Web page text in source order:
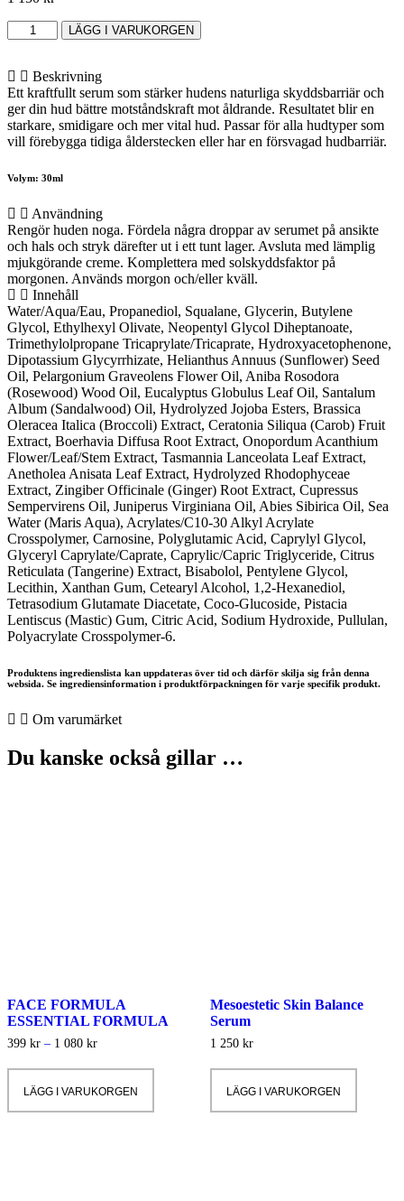
Dermalogica
Dynamic
Strengthening
Serum
mängd
LÄGG I VARUKORGEN
Beskrivning
Ett kraftfullt serum som stärker hudens naturliga skyddsbarriär och
ger din hud bättre motståndskraft mot åldrande. Resultatet blir en
starkare, smidigare och mer vital hud. Passar för alla hudtyper som
vill förebygga tidiga ålderstecken eller har en försvagad hudbarriär.
Volym: 30ml
Användning
Rengör huden noga. Fördela några droppar av serumet på ansikte
och hals och stryk därefter ut i ett tunt lager. Avsluta med lämplig
mjukgörande creme. Komplettera med solskyddsfaktor på
morgonen. Används morgon och/eller kväll.
Innehåll
Water/Aqua/Eau, Propanediol, Squalane, Glycerin, Butylene
Glycol, Ethylhexyl Olivate, Neopentyl Glycol Diheptanoate,
Trimethylolpropane Tricaprylate/Tricaprate, Hydroxyacetophenone,
Dipotassium Glycyrrhizate, Helianthus Annuus (Sunflower) Seed
Oil, Pelargonium Graveolens Flower Oil, Aniba Rosodora
(Rosewood) Wood Oil, Eucalyptus Globulus Leaf Oil, Santalum
Album (Sandalwood) Oil, Hydrolyzed Jojoba Esters, Brassica
Oleracea Italica (Broccoli) Extract, Ceratonia Siliqua (Carob) Fruit
Extract, Boerhavia Diffusa Root Extract, Onopordum Acanthium
Flower/Leaf/Stem Extract, Tasmannia Lanceolata Leaf Extract,
Anetholea Anisata Leaf Extract, Hydrolyzed Rhodophyceae
Extract, Zingiber Officinale (Ginger) Root Extract, Cupressus
Sempervirens Oil, Juniperus Virginiana Oil, Abies Sibirica Oil, Sea
Water (Maris Aqua), Acrylates/C10-30 Alkyl Acrylate
Crosspolymer, Carnosine, Polyglutamic Acid, Caprylyl Glycol,
Glyceryl Caprylate/Caprate, Caprylic/Capric Triglyceride, Citrus
Reticulata (Tangerine) Extract, Bisabolol, Pentylene Glycol,
Lecithin, Xanthan Gum, Cetearyl Alcohol, 1,2-Hexanediol,
Tetrasodium Glutamate Diacetate, Coco-Glucoside, Pistacia
Lentiscus (Mastic) Gum, Citric Acid, Sodium Hydroxide, Pullulan,
Polyacrylate Crosspolymer-6.
Produktens ingredienslista kan uppdateras över tid och därför skilja sig från denna
websida. Se ingrediensinformation i produktförpackningen för varje specifik produkt.
Om varumärket
Du kanske också gillar …
FACE FORMULA
ESSENTIAL FORMULA
399 kr – 1 080 krPrisintervall:
till
1
LÄGG I VARUKORGEN
har
Mesoestetic Skin Balance
Serum
1 250 kr
LÄGG I VARUKORGEN